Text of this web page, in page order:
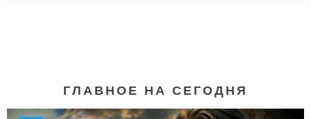
ГЛАВНОЕ НА СЕГОДНЯ